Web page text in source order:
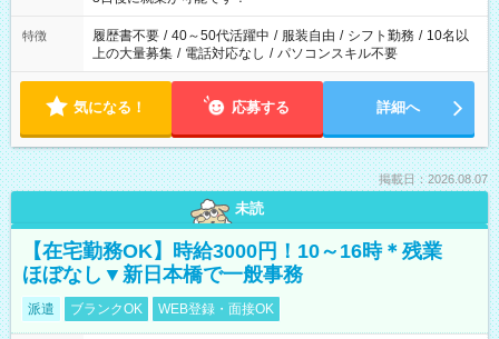
と、もう1つのお仕事の勤務時間。 合計で週40時間を超える場
合は応募できません。
特徴 履歴書不要 / 40～50代活躍中 / 服装自由 / シフト勤務 / 10名以
上の大量募集 / 電話対応なし / パソコンスキル不要
気になる！ 応募する 詳細へ
掲載日：2026.08.07
未読
【在宅勤務OK】時給3000円！10～16時＊残業
ほぼなし▼新日本橋で一般事務
派遣 ブランクOK WEB登録・面接OK